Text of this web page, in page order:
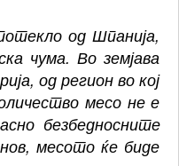
од Шпанија,
чума. Во земјава
од регион во кој
месо не е
безбедносните
месото ќе биде